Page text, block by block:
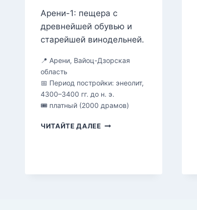
Арени-1: пещера с
древнейшей обувью и
старейшей винодельней.
📍 Арени, Вайоц-Дзорская
область
📅 Период постройки: энеолит,
4300–3400 гг. до н. э.
🎟 платный (2000 драмов)
ЧИТАЙТЕ ДАЛЕЕПЕЩЕРА